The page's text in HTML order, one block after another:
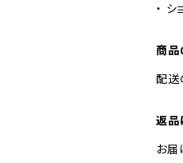
・
商品
配送
返品
お届